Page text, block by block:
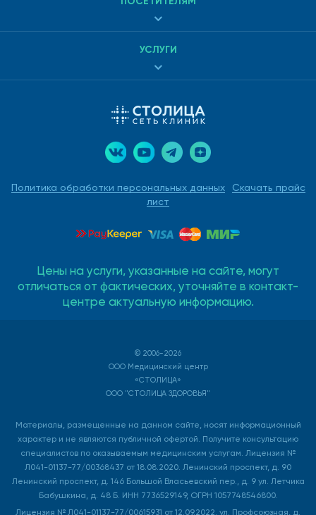
Политика обработки персональных данных
Скачать прайс
лист
УСЛУГИ
Цены на услуги, указанные на сайте, могут
отличаться от фактических, уточняйте в контакт-
центре актуальную информацию.
© 2006-2026
ООО Медицинский центр
«СТОЛИЦА»
ООО "СТОЛИЦА ЗДОРОВЬЯ"
Материалы, размещенные на данном сайте, носят информационный
характер и не являются публичной офертой. Получите консультацию
специалистов по оказываемым медицинским услугам. Лицензия №
Л041-01137-77/00368437 от 18.08.2020. Ленинский проспект, д. 90
Ленинский проспект, д. 146 Большой Власьевский пер., д. 9 ул. Летчика
Бабушкина, д. 48 Б. ИНН 7736529149, ОГРН 1057748546800.
Лицензия № Л041-01137-77/00615931 от 12.09.2022. ул. Профсоюзная, д.